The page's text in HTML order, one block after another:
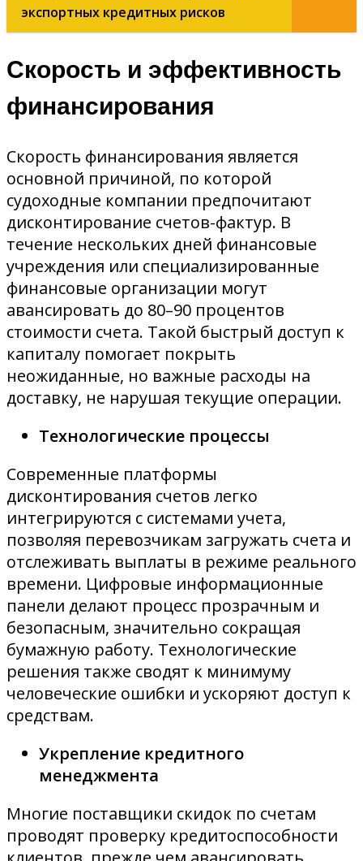
экспортных кредитных рисков
Скорость и эффективность
финансирования
Скорость финансирования является
основной причиной, по которой
судоходные компании предпочитают
дисконтирование счетов-фактур. В
течение нескольких дней финансовые
учреждения или специализированные
финансовые организации могут
авансировать до 80–90 процентов
стоимости счета. Такой быстрый доступ к
капиталу помогает покрыть
неожиданные, но важные расходы на
доставку, не нарушая текущие операции.
Технологические процессы
Современные платформы
дисконтирования счетов легко
интегрируются с системами учета,
позволяя перевозчикам загружать счета и
отслеживать выплаты в режиме реального
времени. Цифровые информационные
панели делают процесс прозрачным и
безопасным, значительно сокращая
бумажную работу. Технологические
решения также сводят к минимуму
человеческие ошибки и ускоряют доступ к
средствам.
Укрепление кредитного
менеджмента
Многие поставщики скидок по счетам
проводят проверку кредитоспособности